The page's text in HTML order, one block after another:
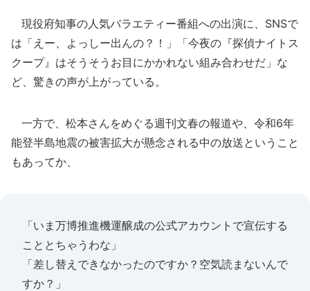
現役府知事の人気バラエティー番組への出演に、SNSで
は「えー、よっしー出んの？！」「今夜の『探偵ナイトス
クープ』はそうそうお目にかかれない組み合わせだ」な
ど、驚きの声が上がっている。
一方で、松本さんをめぐる週刊文春の報道や、令和6年
能登半島地震の被害拡大が懸念される中の放送ということ
もあってか、
「いま万博推進機運醸成の公式アカウントで宣伝する
こととちゃうわな」
「差し替えできなかったのですか？空気読まないんで
すか？」